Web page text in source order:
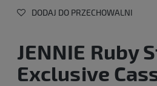
DODAJ DO PRZECHOWALNI
JENNIE Ruby
Exclusive